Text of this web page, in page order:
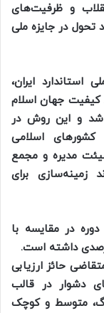
و ظرفیت‌های
تحول در جایزه ملی
ایران،
کیفیت جهان اسلام
شد و این روش در
کشور‌های اسلامی
در هیئت مدیره و مجمع
برای
در مقایسه با
هجدهم ۱۰۰۷ شرکت متقاضی حائز ارزیابی
دشوار در قالب
اقتصادی بزرگ، متوسط و کوچک